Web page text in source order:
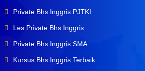
Private Bhs Inggris PJTKI
Les Private Bhs Inggris
Private Bhs Inggris SMA
Kursus Bhs Inggris Terbaik